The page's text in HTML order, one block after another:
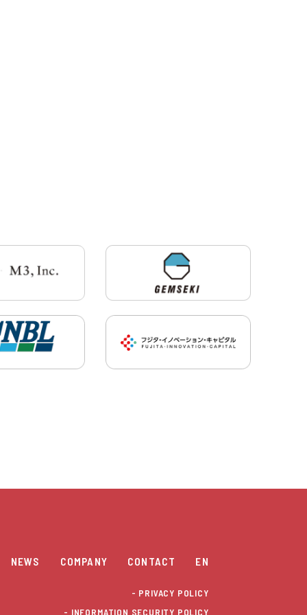
NEWS COMPANY CONTACT EN
- PRIVACY POLICY
- INFORMATION SECURITY POLICY